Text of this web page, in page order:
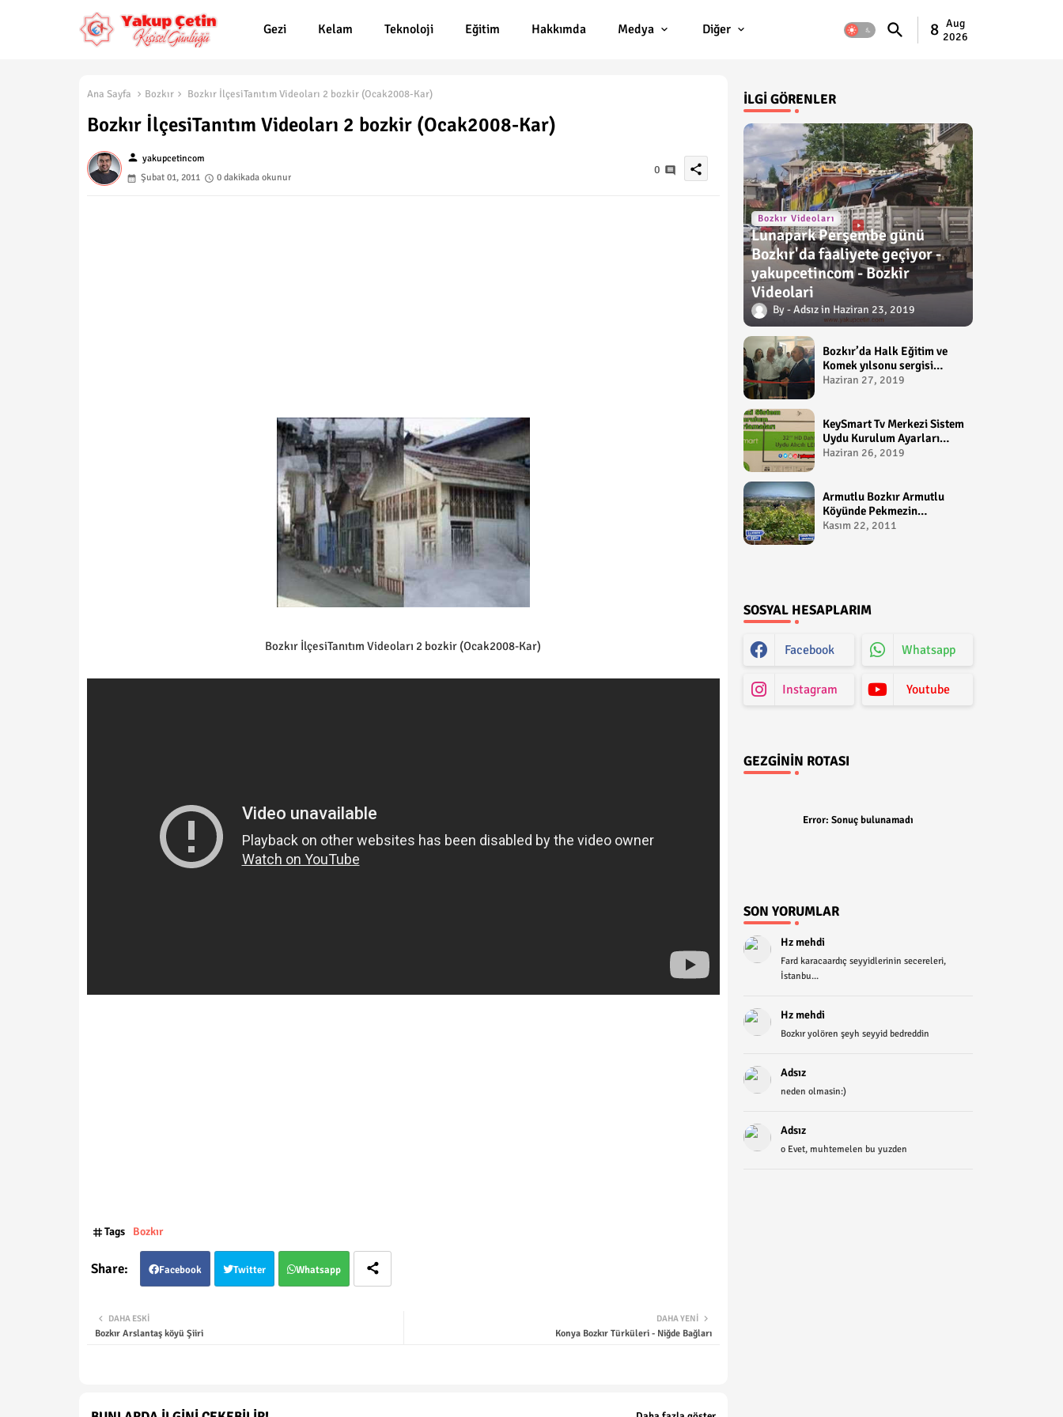
Gezi Kelam Teknoloji Eğitim Hakkımda Medya Diğer 8 Aug
2026
Ana Sayfa Bozkır Bozkır İlçesiTanıtım Videoları 2 bozkir (Ocak2008-Kar)
Bozkır İlçesiTanıtım Videoları 2 bozkir (Ocak2008-Kar)
person yakupcetincom
Şubat 01, 2011
0 dakikada okunur
0 share
Bozkır İlçesiTanıtım Videoları 2 bozkir (Ocak2008-Kar)
Tags Bozkır
Facebook Twitter Whatsapp
DAHA YENI
Konya Bozkır Türküleri - Niğde Bağları
DAHA ESKI
Bozkır Arslantaş köyü Şiiri
İLGI GÖRENLER
Bozkır Videoları
Lunapark Perşembe günü
Bozkır'da faaliyete geçiyor -
yakupcetincom - Bozkir
Videolari
Adsız Haziran 23, 2019
Bozkır’da Halk Eğitim ve
Komek yılsonu sergisi
gerçekleştirildi-
Haziran 27, 2019
KeySmart Tv Merkezi Sistem
Uydu Kurulum Ayarları
Video anlatım -
Haziran 26, 2019
Armutlu Bozkır Armutlu
Köyünde Pekmezin
Hikayesi:Gezen Bilir Kontv
Kasım 22, 2011
SOSYAL HESAPLARIM
Facebook Whatsapp
Instagram Youtube
GEZGININ ROTASI
Error: Sonuç bulunamadı
SON YORUMLAR
Hz mehdi
Fard karacaardıç seyyidlerinin secereleri,
İstanbu...
Hz mehdi
Bozkır yolören şeyh seyyid bedreddin
Adsız
neden olmasin:)
Adsız
o Evet, muhtemelen bu yuzden